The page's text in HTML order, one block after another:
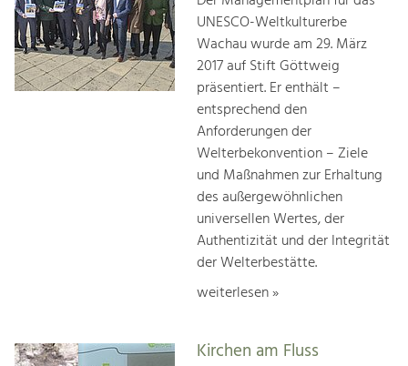
UNESCO-Weltkulturerbe
Wachau wurde am 29. März
2017 auf Stift Göttweig
präsentiert. Er enthält –
entsprechend den
Anforderungen der
Welterbekonvention – Ziele
und Maßnahmen zur Erhaltung
des außergewöhnlichen
universellen Wertes, der
Authentizität und der Integrität
der Welterbestätte.
weiterlesen »
Kirchen am Fluss